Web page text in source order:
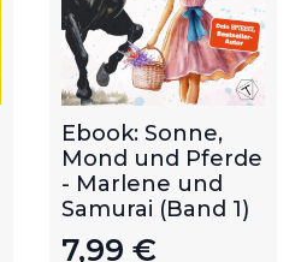
Ebook: Sonne,
Mond und Pferde
- Marlene und
Samurai (Band 1)
7,99 €